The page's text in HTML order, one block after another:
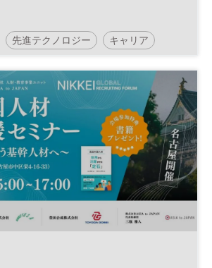
先進テクノロジー キャリア
無料
アム・カンファレンス・シリーズ